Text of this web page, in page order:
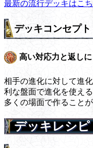
最新の流行デッキはこ
デッキコンセプト
高い対応力と返し
相手の進化に対して進
利な盤面で進化を使え
多くの場面で作ること
デッキレシピ